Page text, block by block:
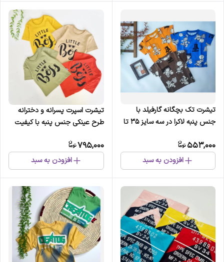
تیشرت تک بچگانه گارفیلد با
جنس پنبه لاکرا در سه سایز 35 تا
553,000
افزودن به سبد
تیشرت اسپرت پسرانه و دخترانه
طرح عینکی جنس پنبه با کیفیت
795,000
افزودن به سبد